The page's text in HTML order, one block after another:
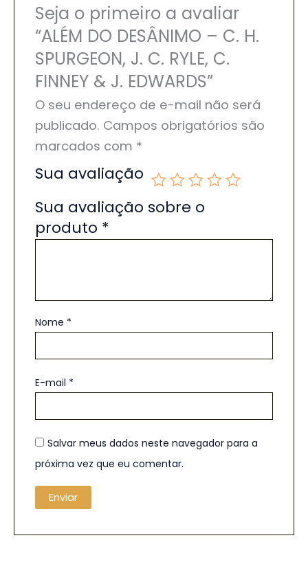
Seja o primeiro a avaliar
“ALÉM DO DESÂNIMO – C. H.
SPURGEON, J. C. RYLE, C.
FINNEY & J. EDWARDS”
O seu endereço de e-mail não será
publicado. Campos obrigatórios são
marcados com *
Sua avaliação
Sua avaliação sobre o
produto *
Nome *
E-mail *
Salvar meus dados neste navegador para a
próxima vez que eu comentar.